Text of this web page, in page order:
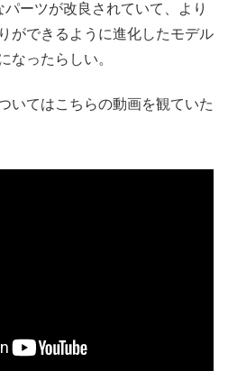
ーツが改良されていて、より
ができるように進化したモデル
なったらしい。
いてはこちらの動画を観ていた